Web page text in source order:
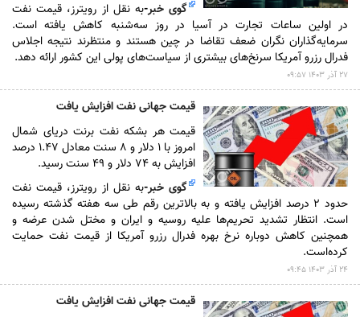
گوی خبر-به نقل از رویترز، قیمت نفت
در اولین ساعات تجارت در آسیا در روز سه‌شنبه کاهش یافته است.
سرمایه‌گذاران نگران ضعف تقاضا در چین هستند و منتظرند نتیجه اجلاس
فدرال رزرو آمریکا سرنخ‌های بیشتری از سیاست‌های پولی این کشور ارائه دهد.
۲۷ آذر ۱۴۰۳ ۰۹:۵۷
قیمت جهانی نفت افزایش یافت
قیمت هر بشکه نفت برنت دریای شمال
امروز با ۱ دلار و ۸ سنت معادل ۱.۴۷ درصد
افزایش به ۷۴ دلار و ۴۹ سنت رسید.
گوی خبر-به نقل از رویترز، قیمت نفت
حدود ۲ درصد افزایش یافته و به بالاترین رقم طی سه هفته گذشته رسیده
است. انتظار تشدید تحریم‌ها علیه روسیه و ایران و مختل شدن عرضه و
همچنین کاهش دوباره نرخ بهره فدرال رزرو آمریکا از قیمت نفت حمایت
کرده‌است.
۲۴ آذر ۱۴۰۳ ۰۹:۴۵
قیمت جهانی نفت افزایش یافت